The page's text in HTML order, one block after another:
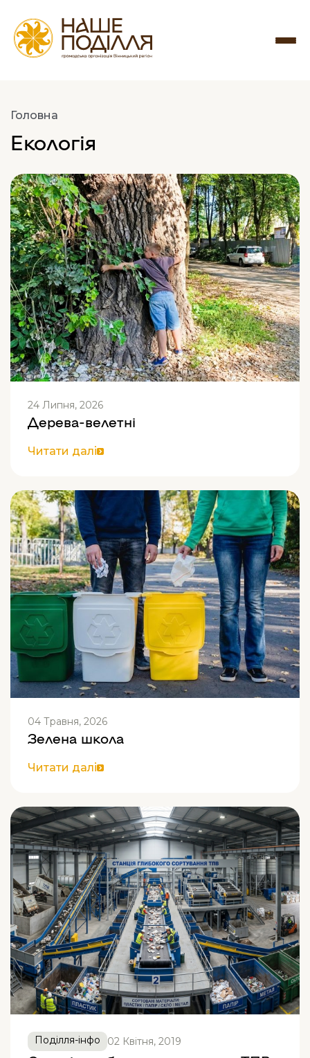
Головна
Екологія
24 Липня, 2026
Дерева-велетні
Читати далі
04 Травня, 2026
Зелена школа
Читати далі
Поділля-інфо 02 Квітня, 2019